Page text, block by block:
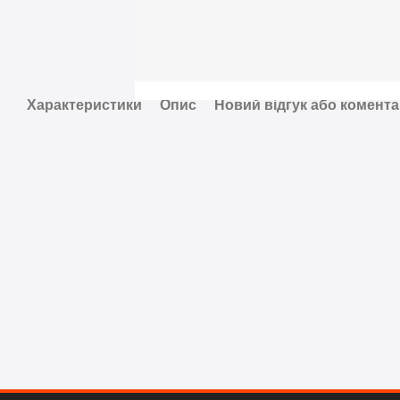
Характеристики Опис Новий відгук або